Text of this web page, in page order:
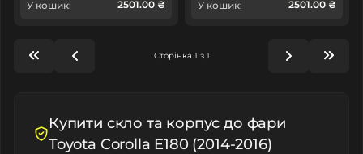
У кошик: 2501.00 ₴ У кошик: 2501.00 ₴
Сторінка 1 з 1
Купити скло та корпус до фари
Toyota Corolla E180 (2014-2016)